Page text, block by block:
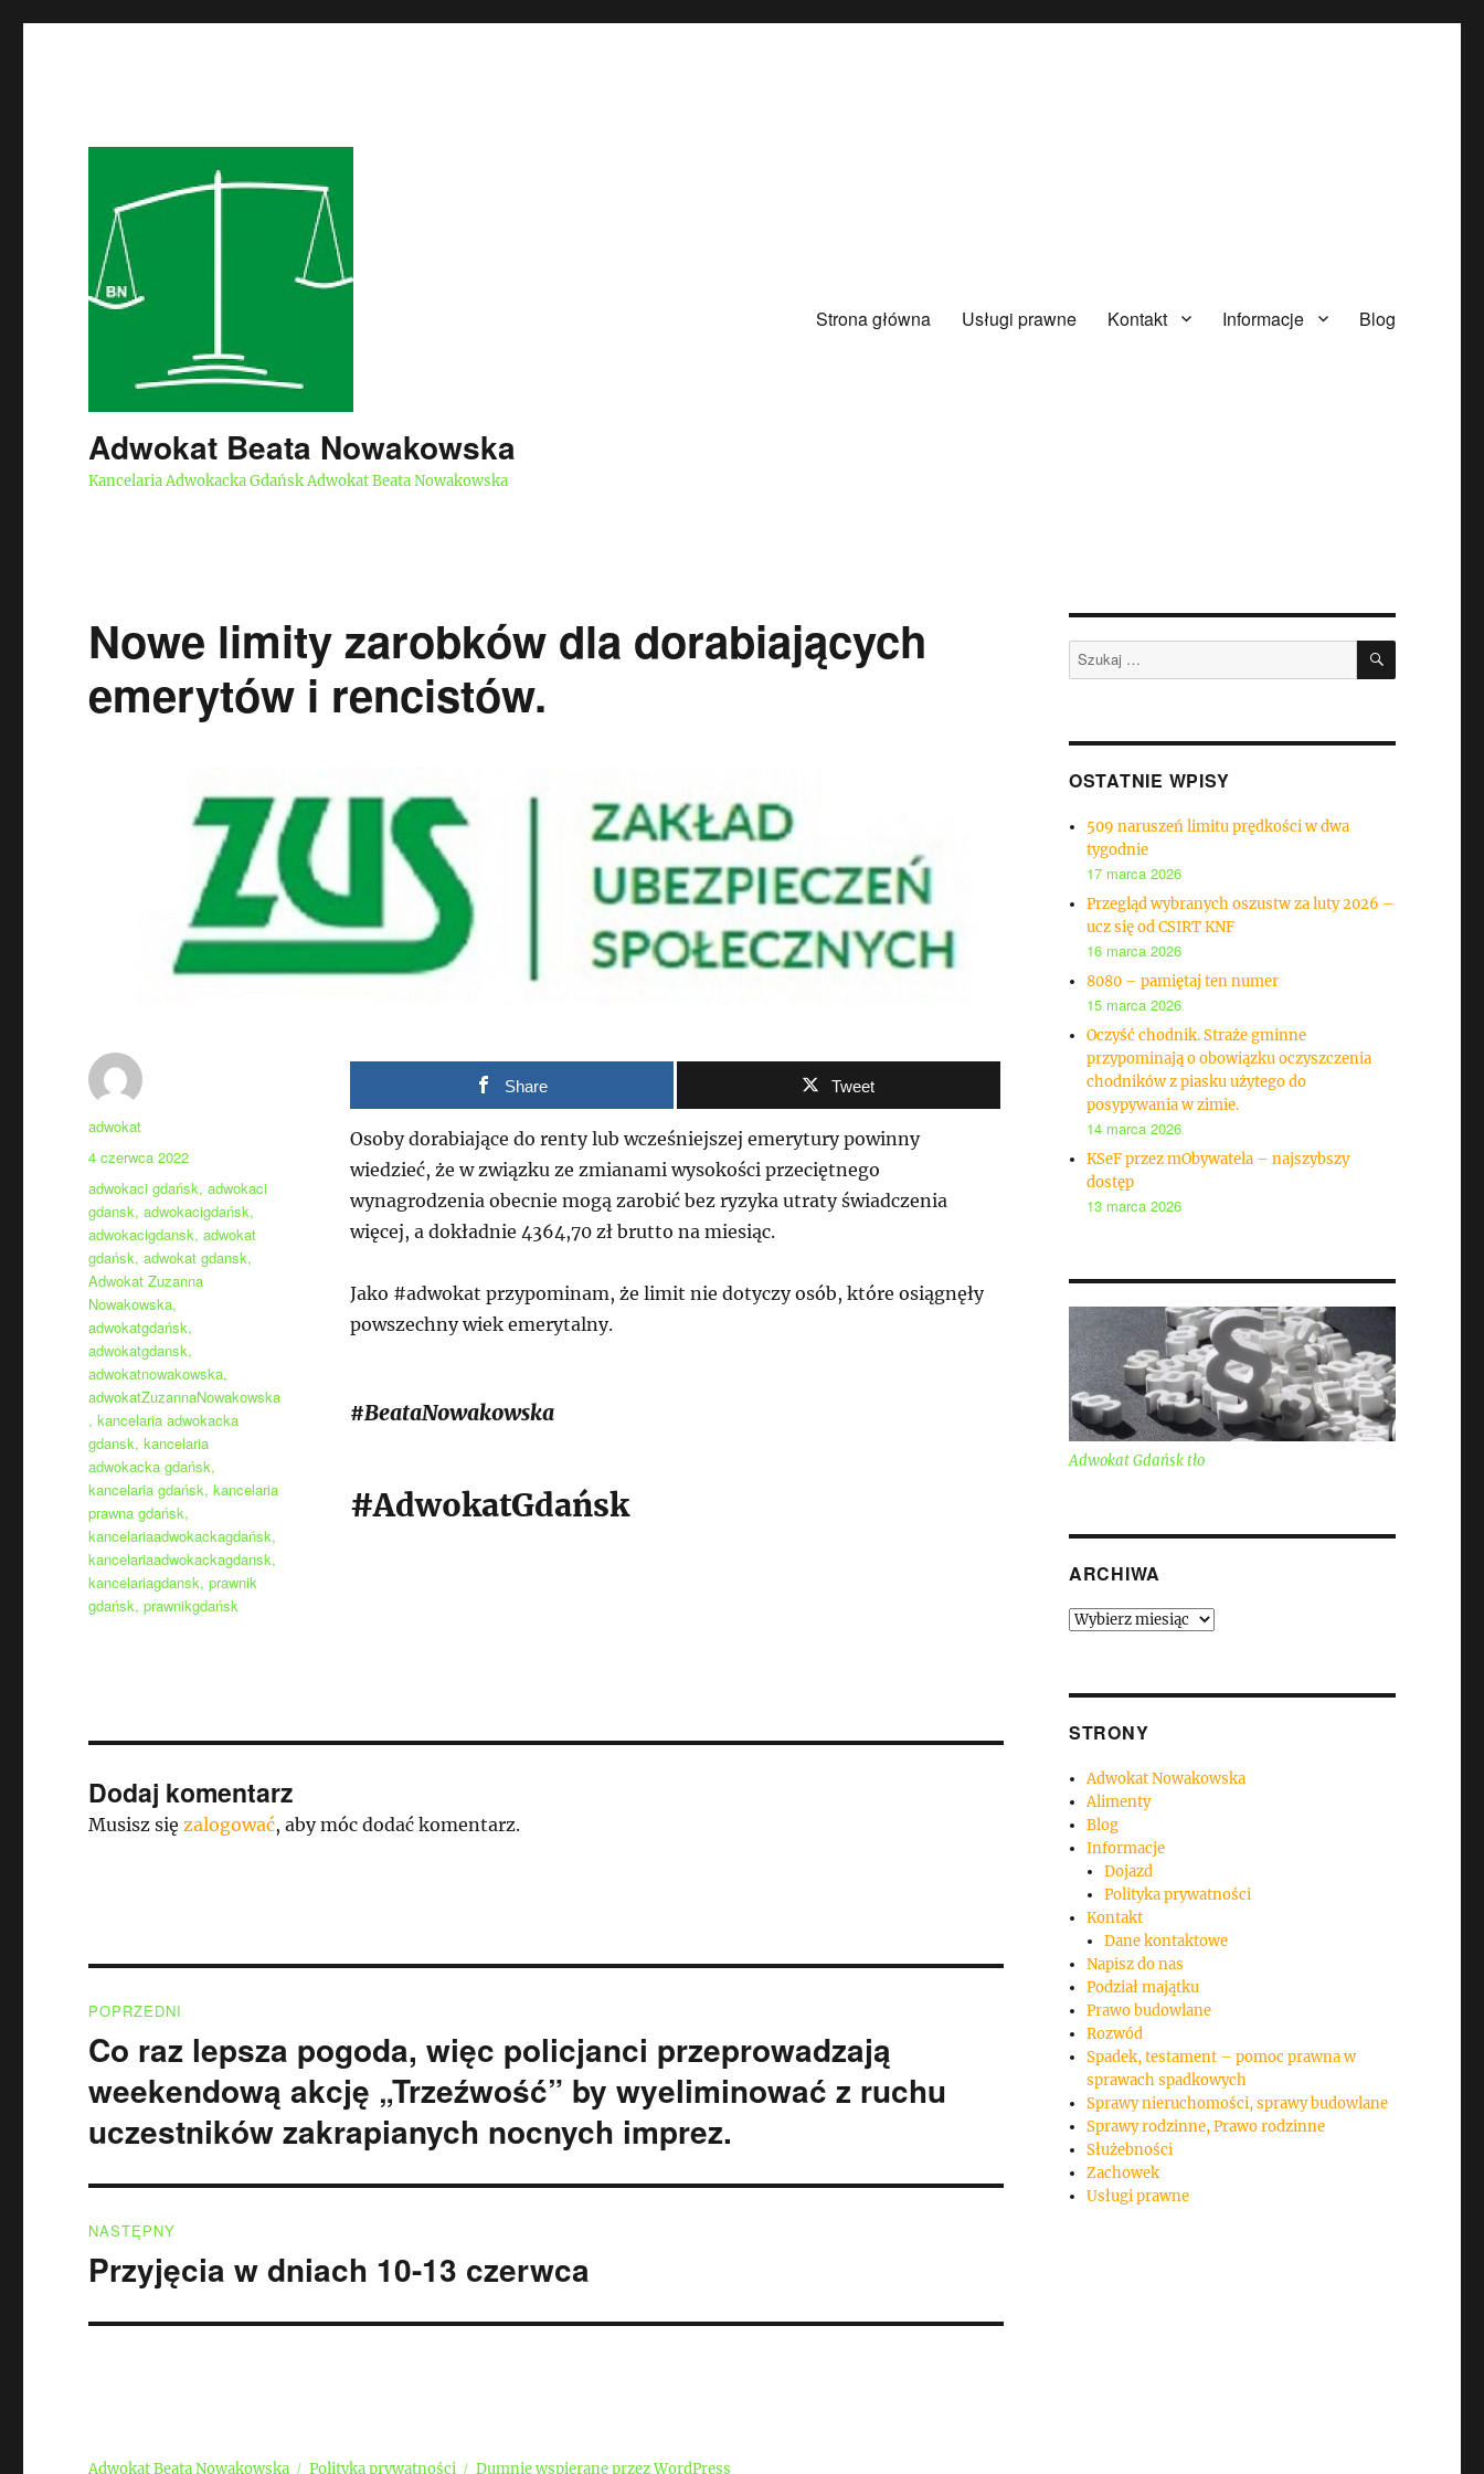
Adwokat Beata Nowakowska
Kancelaria Adwokacka Gdańsk Adwokat Beata Nowakowska
Strona główna Usługi prawne Kontakt Informacje Blog
Nowe limity zarobków dla dorabiających
emerytów i rencistów.
Share Tweet
Osoby dorabiające do renty lub wcześniejszej emerytury powinny
wiedzieć, że w związku ze zmianami wysokości przeciętnego
wynagrodzenia obecnie mogą zarobić bez ryzyka utraty świadczenia
więcej, a dokładnie 4364,70 zł brutto na miesiąc.
Jako #adwokat przypominam, że limit nie dotyczy osób, które osiągnęły
powszechny wiek emerytalny.
#BeataNowakowska
#AdwokatGdańsk
Autor
adwokat
Data
publikacji
4 czerwca 2022
Tagi
adwokaci gdańsk,adwokaci
gdansk,adwokacigdańsk,
adwokacigdansk,adwokat
gdańsk,adwokat gdansk,
Adwokat Zuzanna
Nowakowska,
adwokatgdańsk,
adwokatgdansk,
adwokatnowakowska,
adwokatZuzannaNowakowska
,kancelaria adwokacka
gdansk,kancelaria
adwokacka gdańsk,
kancelaria gdańsk,kancelaria
prawna gdańsk,
kancelariaadwokackagdańsk,
kancelariaadwokackagdansk,
kancelariagdansk,prawnik
gdańsk,prawnikgdańsk
Dodaj komentarz
Musisz się zalogować, aby móc dodać komentarz.
wpisu
POPRZEDNI
Poprzedni
Co raz lepsza pogoda, więc policjanci przeprowadzają
weekendową akcję „Trzeźwość” by wyeliminować z ruchu
uczestników zakrapianych nocnych imprez.
NASTĘPNY
Następny
Przyjęcia w dniach 10-13 czerwca
Szukaj: SZUKAJ
OSTATNIE WPISY
509 naruszeń limitu prędkości w dwa
tygodnie
17 marca 2026
Przegląd wybranych oszustw za luty 2026 –
ucz się od CSIRT KNF
16 marca 2026
8080 – pamiętaj ten numer
15 marca 2026
Oczyść chodnik. Straże gminne
przypominają o obowiązku oczyszczenia
chodników z piasku użytego do
posypywania w zimie.
14 marca 2026
KSeF przez mObywatela – najszybszy
dostęp
13 marca 2026
Adwokat Gdańsk tło
ARCHIWA
Archiwa
STRONY
Adwokat Nowakowska
Alimenty
Blog
Informacje
Dojazd
Polityka prywatności
Kontakt
Dane kontaktowe
Napisz do nas
Podział majątku
Prawo budowlane
Rozwód
Spadek, testament – pomoc prawna w
sprawach spadkowych
Sprawy nieruchomości, sprawy budowlane
Sprawy rodzinne, Prawo rodzinne
Służebności
Zachowek
Usługi prawne
Adwokat Beata Nowakowska Polityka prywatności Dumnie wspierane przez WordPress